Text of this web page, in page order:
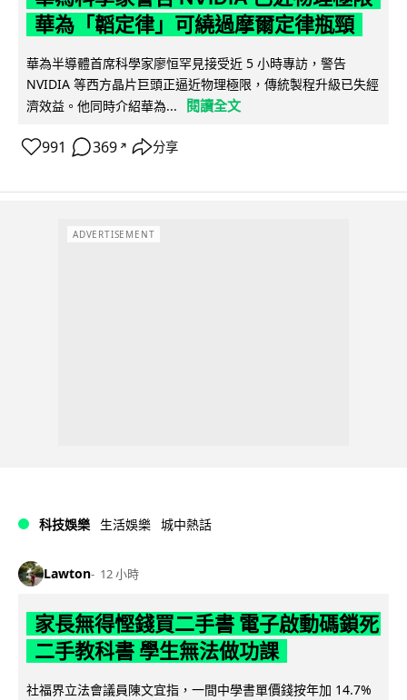
華為「韜定律」可繞過摩爾定律瓶頸
華為半導體首席科學家廖恒罕見接受近 5 小時專訪，警告
NVIDIA 等西方晶片巨頭正逼近物理極限，傳統製程升級已失經
濟效益。他同時介紹華為...
閱讀全文
991 369 ↗ 分享
ADVERTISEMENT
科技娛樂 生活娛樂 城中熱話
Lawton 12 小時
家長無得慳錢買二手書 電子啟動碼鎖死
二手教科書 學生無法做功課
社福界立法會議員陳文宜指，一間中學書單價錢按年加 14.7%